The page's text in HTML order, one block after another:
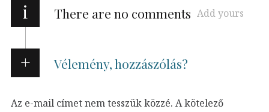
i There are no comments Add yours
Vélemény, hozzászólás?
Az e-mail címet nem tesszük közzé. A kötelező